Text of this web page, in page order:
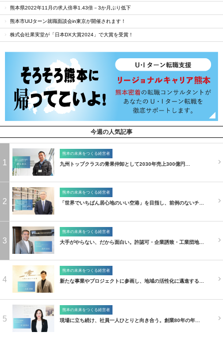
熊本県2022年11月の求人倍率1.43倍－3か月ぶり低下
熊本市UIJターン就職面談会in東京が開催されます！
株式会社果実堂が「日本DX大賞2024」で大賞を受賞！
今週の人気記事
1
熊本の未来をつくる経営者
九州トップクラスの青果仲卸として2030年売上300億円…
2
熊本の未来をつくる経営者
「世界でいちばん居心地のいい空港」を目指し、前例のないチ…
3
熊本の未来をつくる経営者
大手がやらない、だから面白い。許認可・企業誘致・工業団地…
4
熊本の未来をつくる経営者
新たな事業やプロジェクトに参画し、地域の活性化に邁進する…
5
熊本の未来をつくる経営者
現場に立ち続け、社員一人ひとりと向き合う。創業80年の年…